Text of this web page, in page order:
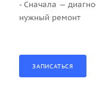
- Сначала —
нужный ремонт